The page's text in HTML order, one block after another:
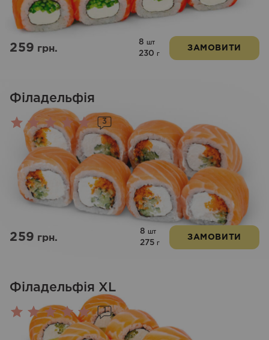
259грн.
8 шт
230 г
ЗАМОВИТИ
Філадельфія
Оцінено
5.00
з 5
3
259грн.
8 шт
275 г
ЗАМОВИТИ
Філадельфія XL
Оцінено
1